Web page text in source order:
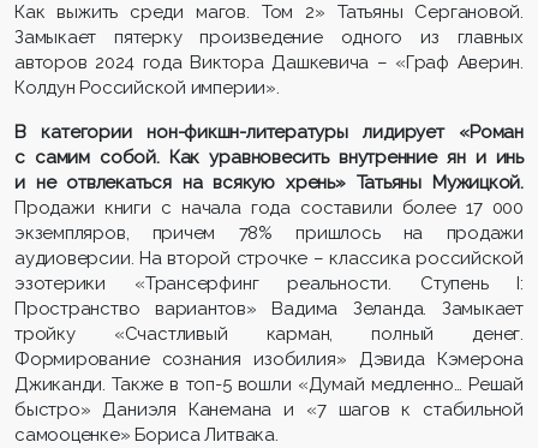
Как выжить среди магов. Том 2» Татьяны Сергановой.
Замыкает пятерку произведение одного из главных
авторов 2024 года Виктора Дашкевича – «Граф Аверин.
Колдун Российской империи».
В категории нон-фикшн-литературы лидирует «Роман
с самим собой. Как уравновесить внутренние ян и инь
и не отвлекаться на всякую хрень» Татьяны Мужицкой.
Продажи книги с начала года составили более 17 000
экземпляров, причем 78% пришлось на продажи
аудиоверсии. На второй строчке – классика российской
эзотерики «Трансерфинг реальности. Ступень I:
Пространство вариантов» Вадима Зеланда. Замыкает
тройку «Счастливый карман, полный денег.
Формирование сознания изобилия» Дэвида Кэмерона
Джиканди. Также в топ-5 вошли «Думай медленно… Решай
быстро» Даниэля Канемана и «7 шагов к стабильной
самооценке» Бориса Литвака.